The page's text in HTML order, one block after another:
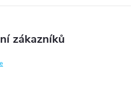
zákazníků